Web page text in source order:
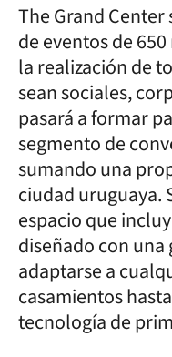
The Grand
de eventos de
la realización de
sean sociales,
pasará a formar
segmento de
sumando una
ciudad uruguaya.
espacio que
diseñado con
adaptarse a
casamientos
tecnología de